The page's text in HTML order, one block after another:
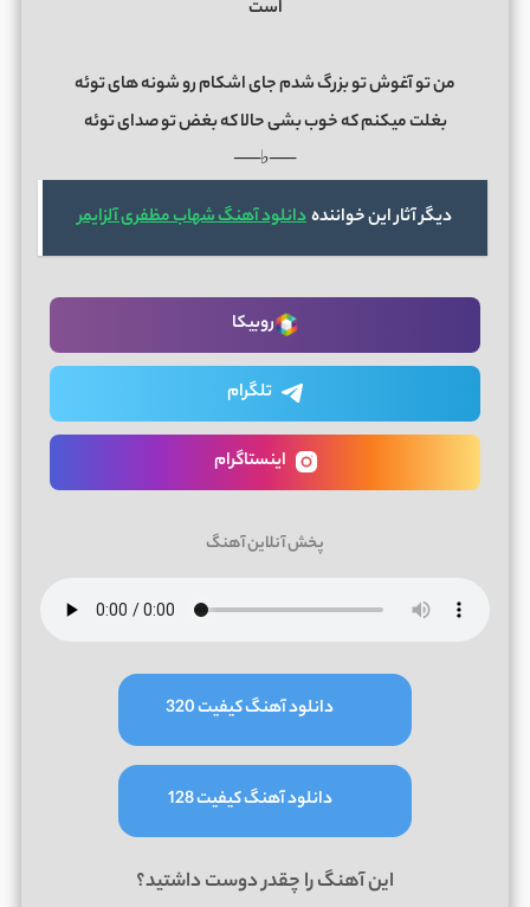
است
من تو آغوش تو بزرگ شدم جای اشکام رو شونه های توئه
بغلت میکنم که خوب بشی حالا که بغض تو صدای توئه
──♭──
دیگر آثار این خوانندهدانلود آهنگ شهاب مظفری آلزایمر
روبیکا
تلگرام
اینستاگرام
پخش آنلاین آهنگ
دانلود آهنگ کیفیت 320
دانلود آهنگ کیفیت 128
این آهنگ را چقدر دوست داشتید؟